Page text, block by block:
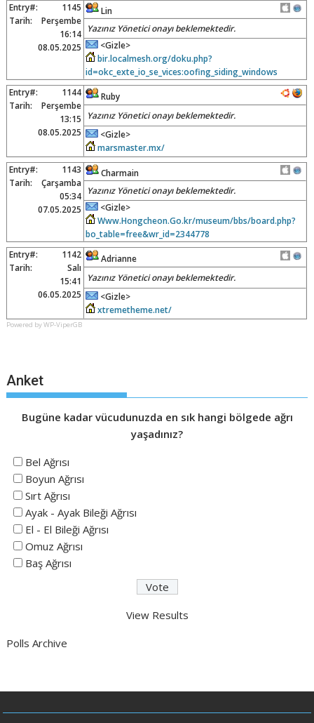
Entry#:
1145
Tarih:
Perşembe
16:14
08.05.2025
Lin
Yazınız Yönetici onayı beklemektedir.
<Gizle>
bir.localmesh.org/doku.php?
id=okc_exte_io_se_vices:oofing_siding_windows
Entry#:
1144
Tarih:
Perşembe
13:15
08.05.2025
Ruby
Yazınız Yönetici onayı beklemektedir.
<Gizle>
marsmaster.mx/
Entry#:
1143
Tarih:
Çarşamba
05:34
07.05.2025
Charmain
Yazınız Yönetici onayı beklemektedir.
<Gizle>
Www.Hongcheon.Go.kr/museum/bbs/board.php?
bo_table=free&wr_id=2344778
Entry#:
1142
Tarih:
Salı
15:41
06.05.2025
Adrianne
Yazınız Yönetici onayı beklemektedir.
<Gizle>
xtremetheme.net/
Powered by WP-ViperGB
Anket
Bugüne kadar vücudunuzda en sık hangi bölgede ağrı
yaşadınız?
Bel Ağrısı
Boyun Ağrısı
Sırt Ağrısı
Ayak - Ayak Bileği Ağrısı
El - El Bileği Ağrısı
Omuz Ağrısı
Baş Ağrısı
View Results
Polls Archive